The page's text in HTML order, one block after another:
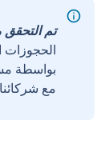
تم التحقق
الحجوزات
مع